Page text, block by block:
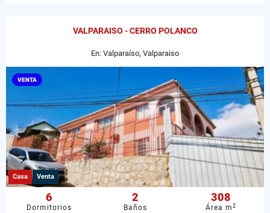
VALPARAISO - CERRO POLANCO
En: Valparaíso, Valparaiso
VENTA
Casa Venta
6
Dormitorios
2
Baños
308
Área m2